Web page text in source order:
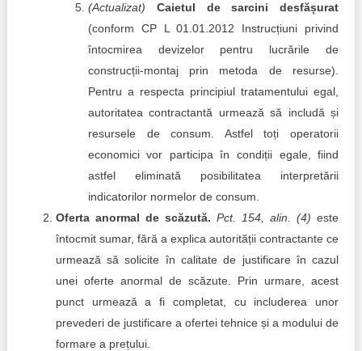
(Actualizat) Caietul de sarcini desfășurat
(conform CP L 01.01.2012 Instrucțiuni privind
întocmirea devizelor pentru lucrările de
construcții-montaj prin metoda de resurse).
Pentru a respecta principiul tratamentului egal,
autoritatea contractantă urmează să includă și
resursele de consum. Astfel toți operatorii
economici vor participa în condiții egale, fiind
astfel eliminată posibilitatea interpretării
indicatorilor normelor de consum.
Oferta anormal de scăzută. Pct. 154, alin. (4) este
întocmit sumar, fără a explica autorității contractante ce
urmează să solicite în calitate de justificare în cazul
unei oferte anormal de scăzute. Prin urmare, acest
punct urmează a fi completat, cu includerea unor
prevederi de justificare a ofertei tehnice și a modului de
formare a prețului.